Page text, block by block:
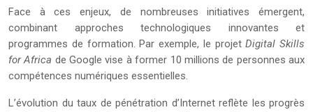
Face à ces enjeux, de nombreuses initiatives émergent,
combinant approches technologiques innovantes et
programmes de formation. Par exemple, le projetDigital Skills
for Africa de Google vise à former 10 millions de personnes aux
compétences numériques essentielles.
L’évolution du taux de pénétration d’Internet reflète les progrès